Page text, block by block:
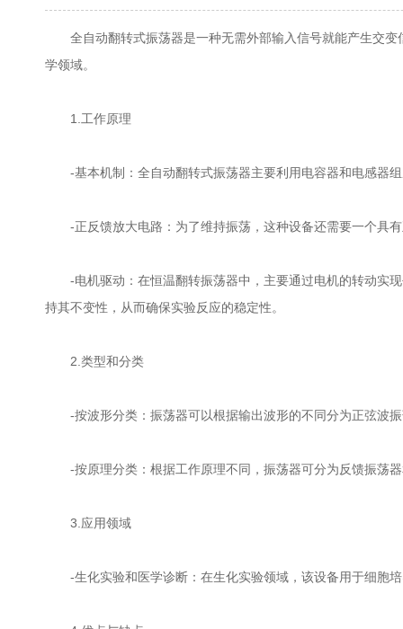
全自动翻转式振荡器是一种无需外部输入信号就能产生交变
学领域。
1.工作原理
-基本机制：全自动翻转式振荡器主要利用电容器和电感器
-正反馈放大电路：为了维持振荡，这种设备还需要一个具有
-电机驱动：在恒温翻转振荡器中，主要通过电机的转动实现
持其不变性，从而确保实验反应的稳定性。
2.类型和分类
-按波形分类：振荡器可以根据输出波形的不同分为正弦波
-按原理分类：根据工作原理不同，振荡器可分为反馈振荡器
3.应用领域
-生化实验和医学诊断：在生化实验领域，该设备用于细胞培